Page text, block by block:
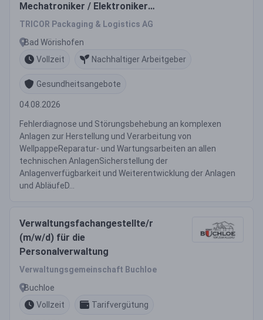
Mechatroniker / Elektroniker
(m/w/d)
TRICOR Packaging & Logistics AG
Bad Wörishofen
Vollzeit
Nachhaltiger Arbeitgeber
Gesundheitsangebote
04.08.2026
Fehlerdiagnose und Störungsbehebung an komplexen
Anlagen zur Herstellung und Verarbeitung von
WellpappeReparatur- und Wartungsarbeiten an allen
technischen AnlagenSicherstellung der
Anlagenverfügbarkeit und Weiterentwicklung der Anlagen
und AbläufeD...
Verwaltungsfachangestellte/r
(m/w/d) für die
Personalverwaltung
Verwaltungsgemeinschaft Buchloe
Buchloe
Vollzeit
Tarifvergütung